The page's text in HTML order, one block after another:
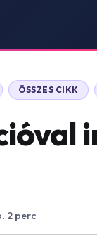
ÖSSZES CIKK
2 perc